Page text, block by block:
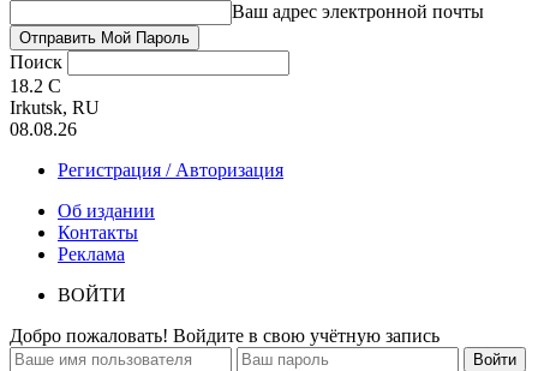
Ваш адрес электронной почты
Поиск
18.2 C
Irkutsk, RU
08.08.26
Регистрация / Авторизация
Об издании
Контакты
Реклама
ВОЙТИ
Добро пожаловать! Войдите в свою учётную запись